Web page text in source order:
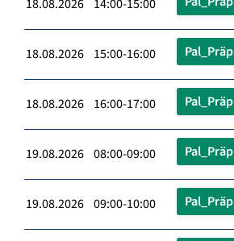
18.08.2026 14:00-15:00
18.08.2026 15:00-16:00 Pal_Präp
18.08.2026 16:00-17:00 Pal_Präp
19.08.2026 08:00-09:00 Pal_Präp
19.08.2026 09:00-10:00 Pal_Präp